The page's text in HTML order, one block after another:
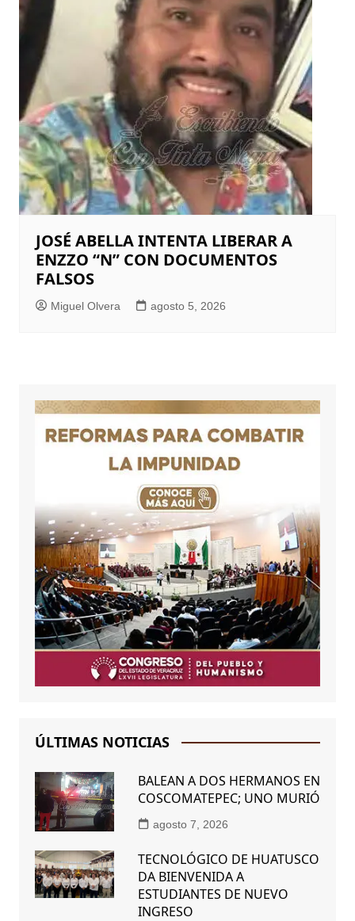
JOSÉ ABELLA INTENTA LIBERAR A
ENZZO “N” CON DOCUMENTOS
FALSOS
Miguel Olvera agosto 5, 2026
ÚLTIMAS NOTICIAS
BALEAN A DOS HERMANOS EN
COSCOMATEPEC; UNO MURIÓ
agosto 7, 2026
TECNOLÓGICO DE HUATUSCO
DA BIENVENIDA A
ESTUDIANTES DE NUEVO
INGRESO